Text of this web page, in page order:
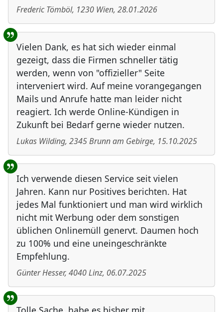
Frederic Tömböl, 1230 Wien, 28.01.2026
Vielen Dank, es hat sich wieder einmal
gezeigt, dass die Firmen schneller tätig
werden, wenn von "offizieller" Seite
interveniert wird. Auf meine vorangegangen
Mails und Anrufe hatte man leider nicht
reagiert. Ich werde Online-Kündigen in
Zukunft bei Bedarf gerne wieder nutzen.
Lukas Wilding, 2345Brunn am Gebirge, 15.10.2025
Ich verwende diesen Service seit vielen
Jahren. Kann nur Positives berichten. Hat
jedes Mal funktioniert und man wird wirklich
nicht mit Werbung oder dem sonstigen
üblichen Onlinemüll genervt. Daumen hoch
zu 100% und eine uneingeschränkte
Empfehlung.
Günter Hesser, 4040Linz, 06.07.2025